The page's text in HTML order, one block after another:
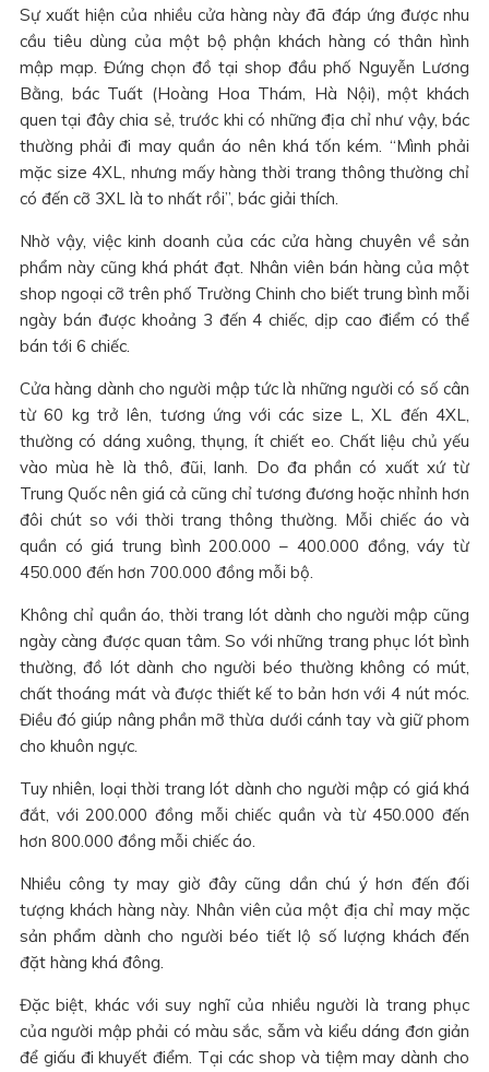
Sự xuất hiện của nhiều cửa hàng này đã đáp ứng được nhu
cầu tiêu dùng của một bộ phận khách hàng có thân hình
mập mạp. Đứng chọn đồ tại shop đầu phố Nguyễn Lương
Bằng, bác Tuất (Hoàng Hoa Thám, Hà Nội), một khách
quen tại đây chia sẻ, trước khi có những địa chỉ như vậy, bác
thường phải đi may quần áo nên khá tốn kém. “Mình phải
mặc size 4XL, nhưng mấy hàng thời trang thông thường chỉ
có đến cỡ 3XL là to nhất rồi”, bác giải thích.
Nhờ vậy, việc kinh doanh của các cửa hàng chuyên về sản
phẩm này cũng khá phát đạt. Nhân viên bán hàng của một
shop ngoại cỡ trên phố Trường Chinh cho biết trung bình mỗi
ngày bán được khoảng 3 đến 4 chiếc, dịp cao điểm có thể
bán tới 6 chiếc.
Cửa hàng dành cho người mập tức là những người có số cân
từ 60 kg trở lên, tương ứng với các size L, XL đến 4XL,
thường có dáng xuông, thụng, ít chiết eo. Chất liệu chủ yếu
vào mùa hè là thô, đũi, lanh. Do đa phần có xuất xứ từ
Trung Quốc nên giá cả cũng chỉ tương đương hoặc nhỉnh hơn
đôi chút so với thời trang thông thường. Mỗi chiếc áo và
quần có giá trung bình 200.000 – 400.000 đồng, váy từ
450.000 đến hơn 700.000 đồng mỗi bộ.
Không chỉ quần áo, thời trang lót dành cho người mập cũng
ngày càng được quan tâm. So với những trang phục lót bình
thường, đồ lót dành cho người béo thường không có mút,
chất thoáng mát và được thiết kế to bản hơn với 4 nút móc.
Điều đó giúp nâng phần mỡ thừa dưới cánh tay và giữ phom
cho khuôn ngực.
Tuy nhiên, loại thời trang lót dành cho người mập có giá khá
đắt, với 200.000 đồng mỗi chiếc quần và từ 450.000 đến
hơn 800.000 đồng mỗi chiếc áo.
Nhiều công ty may giờ đây cũng dần chú ý hơn đến đối
tượng khách hàng này. Nhân viên của một địa chỉ may mặc
sản phẩm dành cho người béo tiết lộ số lượng khách đến
đặt hàng khá đông.
Đặc biệt, khác với suy nghĩ của nhiều người là trang phục
của người mập phải có màu sắc, sẫm và kiểu dáng đơn giản
để giấu đi khuyết điểm. Tại các shop và tiệm may dành cho